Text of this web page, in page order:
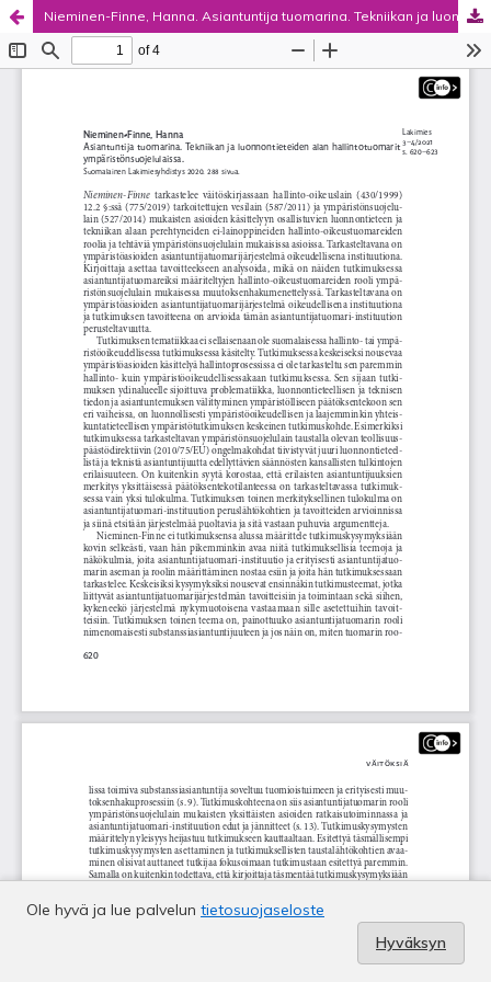
Nieminen-Finne, Hanna. Asiantuntija tuomarina. Tekniikan ja luonnontieteiden alan hallintotuomarit ympäristönsuojelulaissa.
Ole hyvä ja lue palvelun tietosuojaseloste
Hyväksyn
Tieteellisten seurain valtuuskunta.